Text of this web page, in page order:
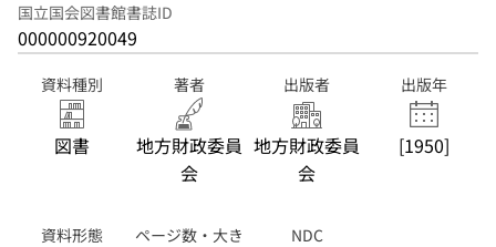
国立国会図書館書誌ID
000000920049
資料種別
図書
著者
地方財政委員
会
出版者
地方財政委員
会
出版年
[1950]
資料形態
ページ数・大き
NDC